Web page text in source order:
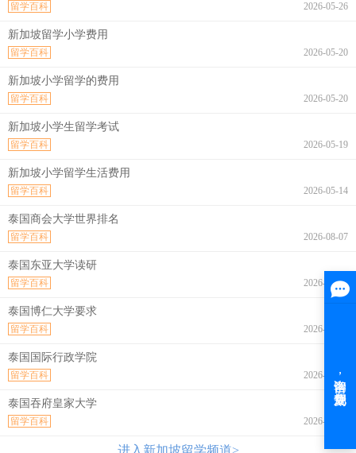
2026-05-26
留学百科
新加坡留学小学费用
2026-05-20
留学百科
新加坡小学留学的费用
2026-05-20
留学百科
新加坡小学生留学考试
2026-05-19
留学百科
新加坡小学留学生活费用
2026-05-14
留学百科
泰国商会大学世界排名
2026-08-07
留学百科
泰国东亚大学读研
2026-08-07
留学百科
泰国博仁大学要求
2026-08-07
留学百科
泰国国际行政学院
2026-08-07
留学百科
泰国吞府皇家大学
2026-08-07
留学百科
进入新加坡留学频道>